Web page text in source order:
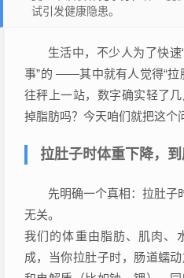
试引发健康隐患。
生活中，不少人为了快速
事”的 ——其中就有人觉得“拉
往秤上一站，数字确实轻了
掉脂肪吗？今天咱们就把这个
拉肚子时体重下降，到
先明确一个真相：拉肚子
无关。
我们的体重由脂肪、肌肉、
成，当你拉肚子时，肠道蠕